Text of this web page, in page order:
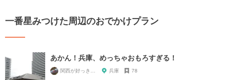
一番星みつけた周辺のおでかけプラン
あかん！兵庫、めっちゃおもろすぎる！
関西が好っきゃねん 兵庫 78